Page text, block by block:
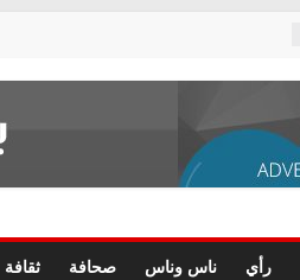
رأي ناس وناس صحافة ثقافة